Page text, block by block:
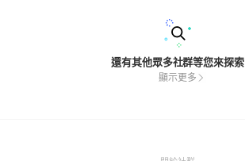
還有其他眾多社群等您來探索
顯示更多